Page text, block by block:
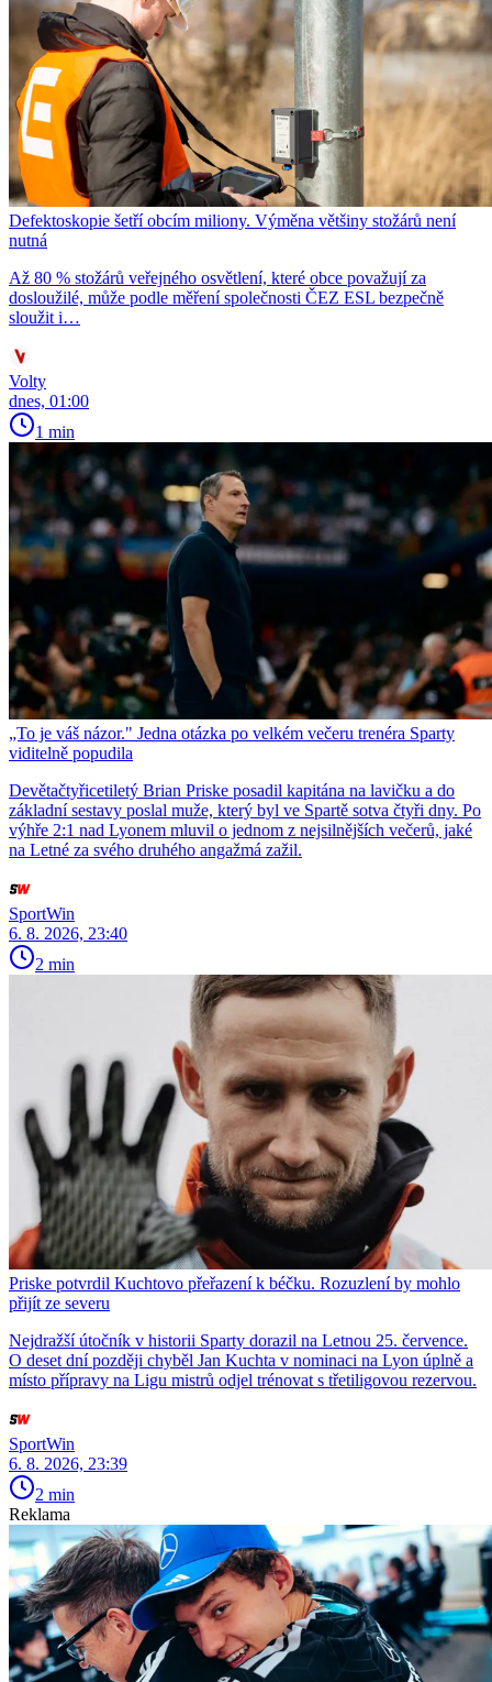
Defektoskopie šetří obcím miliony. Výměna většiny stožárů není
nutná
Až 80 % stožárů veřejného osvětlení, které obce považují za
dosloužilé, může podle měření společnosti ČEZ ESL bezpečně
sloužit i…
Volty
dnes, 01:00
1 min
„To je váš názor." Jedna otázka po velkém večeru trenéra Sparty
viditelně popudila
Devětačtyřicetiletý Brian Priske posadil kapitána na lavičku a do
základní sestavy poslal muže, který byl ve Spartě sotva čtyři dny. Po
výhře 2:1 nad Lyonem mluvil o jednom z nejsilnějších večerů, jaké
na Letné za svého druhého angažmá zažil.
SportWin
6. 8. 2026, 23:40
2 min
Priske potvrdil Kuchtovo přeřazení k béčku. Rozuzlení by mohlo
přijít ze severu
Nejdražší útočník v historii Sparty dorazil na Letnou 25. července.
O deset dní později chyběl Jan Kuchta v nominaci na Lyon úplně a
místo přípravy na Ligu mistrů odjel trénovat s třetiligovou rezervou.
SportWin
6. 8. 2026, 23:39
2 min
Reklama